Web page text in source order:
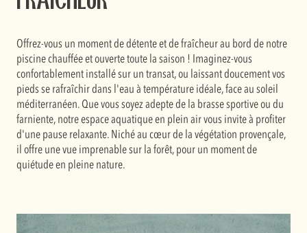
Offrez-vous un moment de détente et de fraîcheur au bord de notre
piscine chauffée et ouverte toute la saison ! Imaginez-vous
confortablement installé sur un transat, ou laissant doucement vos
pieds se rafraîchir dans l'eau à température idéale, face au soleil
méditerranéen. Que vous soyez adepte de la brasse sportive ou du
farniente, notre espace aquatique en plein air vous invite à profiter
d'une pause relaxante. Niché au cœur de la végétation provençale,
il offre une vue imprenable sur la forêt, pour un moment de
quiétude en pleine nature.